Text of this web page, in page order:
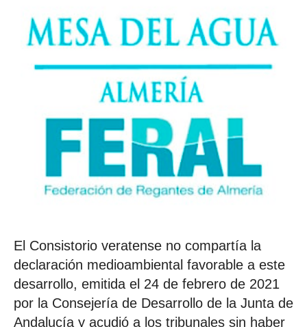
El Consistorio veratense no compartía la
declaración medioambiental favorable a este
desarrollo, emitida el 24 de febrero de 2021
por la Consejería de Desarrollo de la Junta de
Andalucía y acudió a los tribunales sin haber